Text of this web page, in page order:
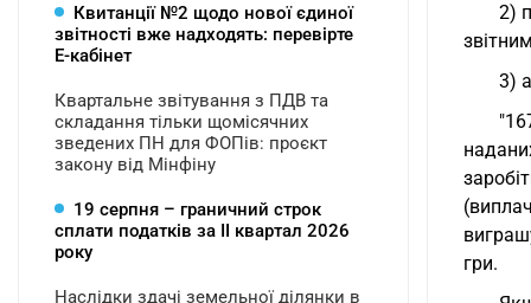
2)
3)
гри.
Квитанції №2 щодо нової єдиної
звітності вже надходять: перевірте
Е-кабінет
Квартальне звітування з ПДВ та
складання тільки щомісячних
зведених ПН для ФОПів: проєкт
закону від Мінфіну
19 серпня – граничний строк
сплати податків за ІI квартал 2026
року
Наслідки здачі земельної ділянки в